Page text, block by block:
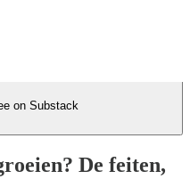
on Substack
De feiten,